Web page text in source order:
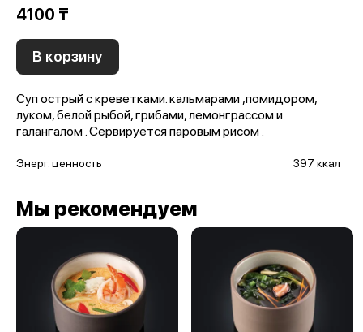
4100 ₸
В корзину
Суп острый с креветками. кальмарами ,помидором,
луком, белой рыбой, грибами, лемонграссом и
галангалом . Сервируется паровым рисом .
Энерг. ценность 397 ккал
Мы рекомендуем